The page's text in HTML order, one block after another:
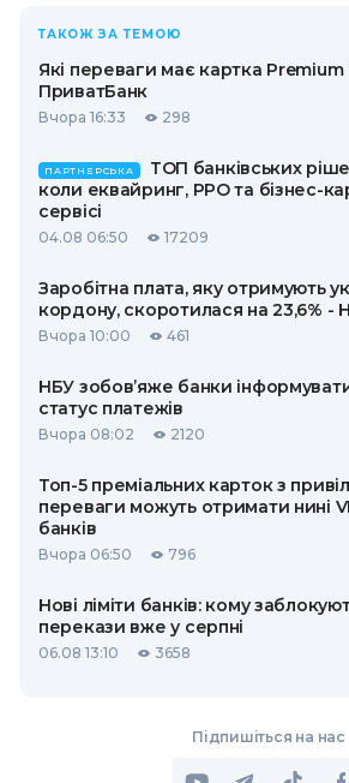
ТАКОЖ ЗА ТЕМОЮ
Які переваги має картка Premium
ПриватБанк
Вчора 16:33 298
ПАРТНЕРСЬКА
ТОП банківських
коли еквайринг, РРО та бізнес-
сервісі
04.08 06:50 17209
Заробітна плата, яку отримують
кордону, скоротилася на 23,6% -
Вчора 10:00 461
НБУ зобов’яже банки інформувати
статус платежів
Вчора 08:02 2120
Топ-5 преміальних карток з
переваги можуть отримати нині
банків
Вчора 06:50 796
Нові ліміти банків: кому
перекази вже у серпні
06.08 13:10 3658
Підпишіться на нас